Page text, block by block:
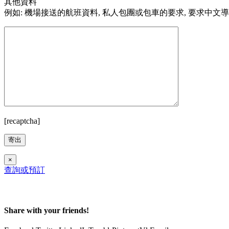
例如: 機場接送的航班資料, 私人包團或包車的要求, 要求中文
[recaptcha]
×
查詢或預訂
Share with your friends!